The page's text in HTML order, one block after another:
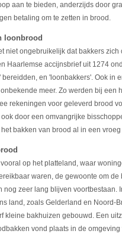
aan te bieden, anderzijds door
betaling om te zetten in brood.
loonbrood
niet ongebruikelijk dat bakkers
Haarlemse accijnsbrief uit 1274
bereidden, en 'loonbakkers'. Ook in
meer. Zo werden bij een
rekeningen voor geleverd brood
door een omvangrijke
bakken van brood al in een
op het platteland, waar
waren, de gewoonte om de
nog zeer lang blijven voortbestaan.
land, zoals Gelderland en Noord-
kleine bakhuizen gebouwd. Een
vond plaats in de omgeving